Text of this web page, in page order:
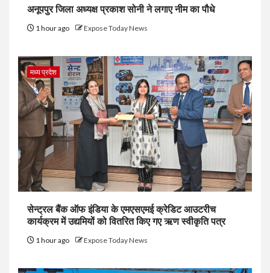
अनूपपुर जिला अध्यक्ष प्रकाश सोनी ने लगाए नीम का पौधे
1 hour ago Expose Today News
मध्य प्रदेश
सेन्ट्रल बैंक ऑफ इंडिया के एमएसएमई क्रेडिट आउटरीच
कार्यक्रम में उद्यमियों को वितरित किए गए ऋण स्वीकृति पत्र
1 hour ago Expose Today News